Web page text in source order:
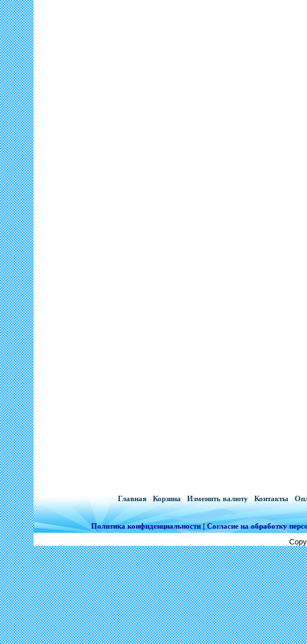
Главная Корзина Изменить валюту Контакты
Политика конфиденциальности|Согласие на обработку